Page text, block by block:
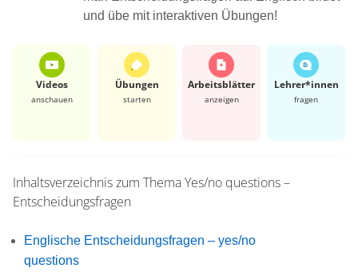
und übe mit interaktiven Übungen!
Videos
anschauen
Übungen
starten
Arbeits­blätter
anzeigen
Lehrer*​innen
fragen
Inhaltsverzeichnis zum ThemaYes/no questions –
Entscheidungsfragen
Englische Entscheidungsfragen – yes/no
questions